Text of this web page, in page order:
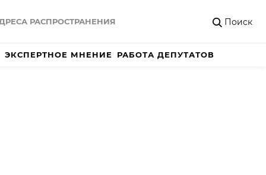
РАСПРОСТРАНЕНИЯ Поиск
ЭКСПЕРТНОЕ МНЕНИЕ РАБОТА ДЕПУТАТОВ